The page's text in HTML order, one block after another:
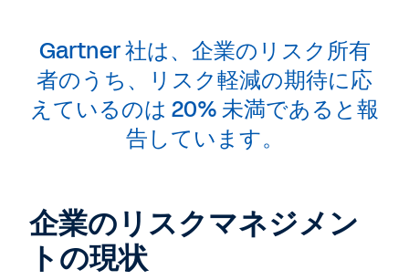
Gartner 社は、企業のリスク所有
者のうち、リスク軽減の期待に応
えているのは 20% 未満であると報
告しています。
企業のリスクマネジメン
トの現状